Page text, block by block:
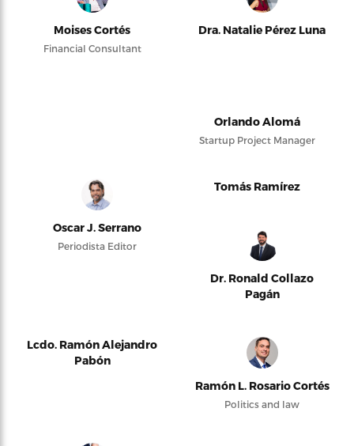
Moises Cortés
Financial Consultant
Dra. Natalie Pérez Luna
Orlando Alomá
Startup Project Manager
Oscar J. Serrano
Periodista Editor
Tomás Ramírez
Dr. Ronald Collazo
Pagán
Lcdo. Ramón Alejandro
Pabón
Ramón L. Rosario Cortés
Politics and law